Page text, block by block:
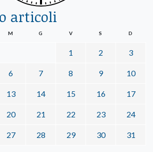
articoli
M G V S D
1 2 3
6 7 8 9 10
13 14 15 16 17
20 21 22 23 24
27 28 29 30 31